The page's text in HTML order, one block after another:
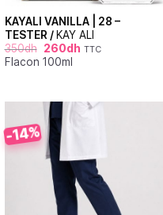
KAYALI VANILLA | 28 –
TESTER / KAY ALI
350dh 260dh TTC
Flacon 100ml
-14%